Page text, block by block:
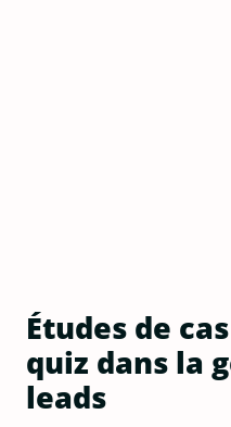
Études de
quiz dans la
leads